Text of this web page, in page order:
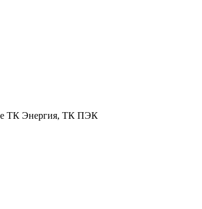
ТК Энергия, ТК ПЭК